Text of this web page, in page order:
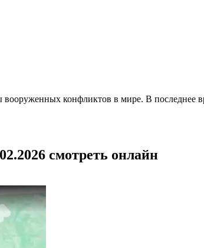
конфликтов в мире. В последнее
смотреть онлайн